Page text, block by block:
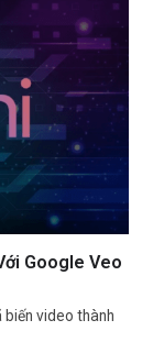
Google Veo
video thành